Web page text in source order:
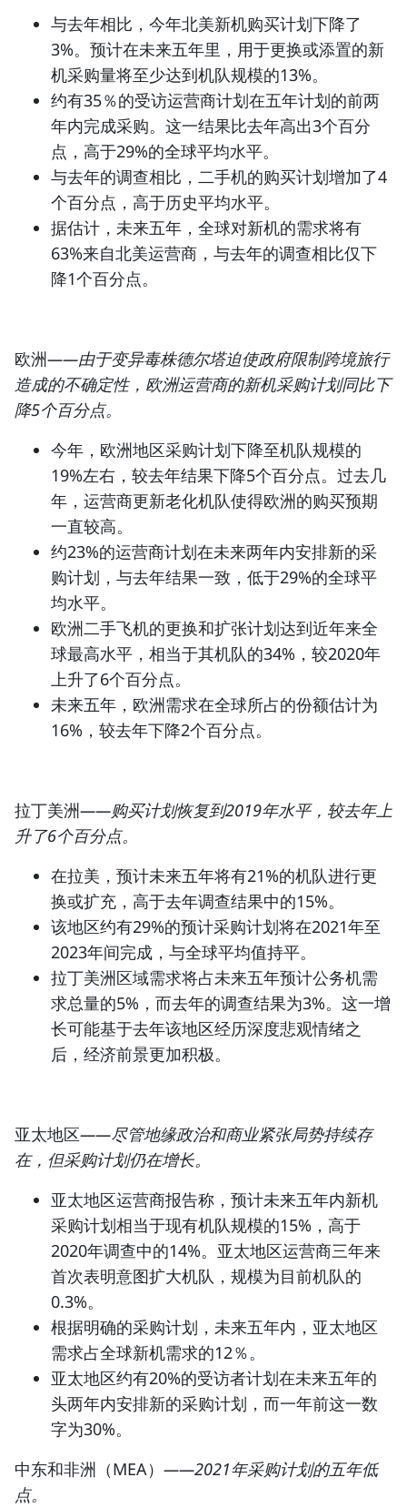
与去年相比，今年北美新机购买计划下降了
3%。预计在未来五年里，用于更换或添置的新
机采购量将至少达到机队规模的13%。
约有35％的受访运营商计划在五年计划的前两
年内完成采购。这一结果比去年高出3个百分
点，高于29%的全球平均水平。
与去年的调查相比，二手机的购买计划增加了4
个百分点，高于历史平均水平。
据估计，未来五年，全球对新机的需求将有
63%来自北美运营商，与去年的调查相比仅下
降1个百分点。
欧洲——由于变异毒株德尔塔迫使政府限制跨境旅行
造成的不确定性，欧洲运营商的新机采购计划同比下
降5个百分点。
今年，欧洲地区采购计划下降至机队规模的
19%左右，较去年结果下降5个百分点。过去几
年，运营商更新老化机队使得欧洲的购买预期
一直较高。
约23%的运营商计划在未来两年内安排新的采
购计划，与去年结果一致，低于29%的全球平
均水平。
欧洲二手飞机的更换和扩张计划达到近年来全
球最高水平，相当于其机队的34%，较2020年
上升了6个百分点。
未来五年，欧洲需求在全球所占的份额估计为
16%，较去年下降2个百分点。
拉丁美洲——购买计划恢复到2019年水平，较去年上
升了6个百分点。
在拉美，预计未来五年将有21%的机队进行更
换或扩充，高于去年调查结果中的15%。
该地区约有29%的预计采购计划将在2021年至
2023年间完成，与全球平均值持平。
拉丁美洲区域需求将占未来五年预计公务机需
求总量的5%，而去年的调查结果为3%。这一增
长可能基于去年该地区经历深度悲观情绪之
后，经济前景更加积极。
亚太地区——尽管地缘政治和商业紧张局势持续存
在，但采购计划仍在增长。
亚太地区运营商报告称，预计未来五年内新机
采购计划相当于现有机队规模的15%，高于
2020年调查中的14%。亚太地区运营商三年来
首次表明意图扩大机队，规模为目前机队的
0.3%。
根据明确的采购计划，未来五年内，亚太地区
需求占全球新机需求的12％。
亚太地区约有20%的受访者计划在未来五年的
头两年内安排新的采购计划，而一年前这一数
字为30%。
中东和非洲（MEA） ——2021年采购计划的五年低
点。